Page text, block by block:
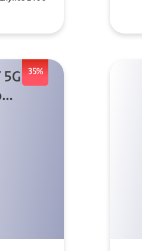
35%
5G